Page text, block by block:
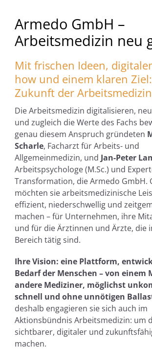
Armedo GmbH –
Arbeitsmedizin neu
Mit frischen Ideen,
how und einem klaren
Zukunft der
Die Arbeitsmedizin digitalisieren,
und zugleich die Werte des Fachs
genau diesem Anspruch gründeten
Scharle, Facharzt für Arbeits- und
Allgemeinmedizin, und Jan-Peter
Arbeitspsychologe (M.Sc.) und
Transformation, die Armedo GmbH.
möchten sie arbeitsmedizinische
effizient, niederschwellig und
machen – für Unternehmen, ihre
und für die Ärztinnen und Ärzte, die
Bereich tätig sind.
Ihre Vision: eine Plattform,
Bedarf der Menschen – von einem
andere Mediziner, möglichst
schnell und ohne unnötigen
deshalb engagieren sie sich auch im
Aktionsbündnis Arbeitsmedizin: um
sichtbarer, digitaler und
machen.